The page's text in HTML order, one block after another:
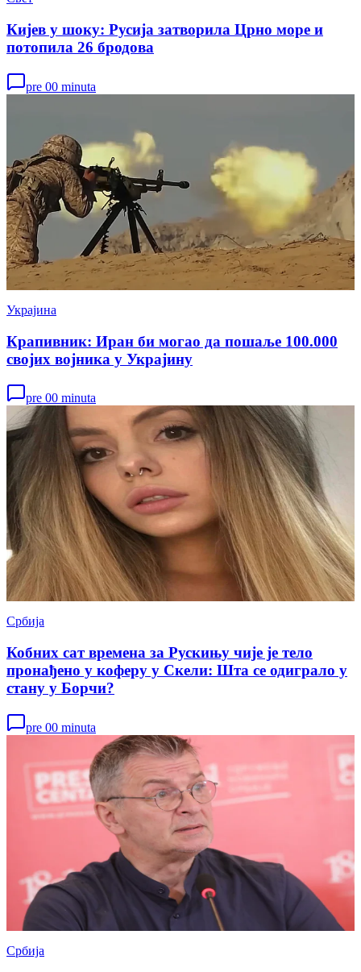
Кијев у шоку: Русија затворила Црно море и
потопила 26 бродова
pre 00 minuta
Украјина
Крапивник: Иран би могао да пошаље 100.000
својих војника у Украјину
pre 00 minuta
Србија
Кобних сат времена за Рускињу чије је тело
пронађено у коферу у Скели: Шта се одиграло у
стану у Борчи?
pre 00 minuta
Србија